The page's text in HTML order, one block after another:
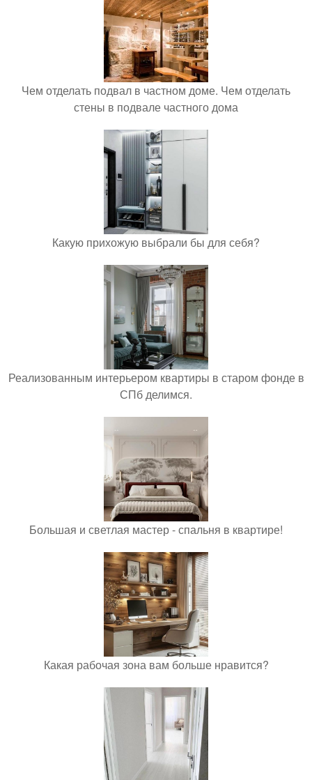
Чем отделать подвал в частном доме. Чем отделать
стены в подвале частного дома
Какую прихожую выбрали бы для себя?
Реализованным интерьером квартиры в старом фонде в
СПб делимся.
Большая и светлая мастер - спальня в квартире!
Какая рабочая зона вам больше нравится?